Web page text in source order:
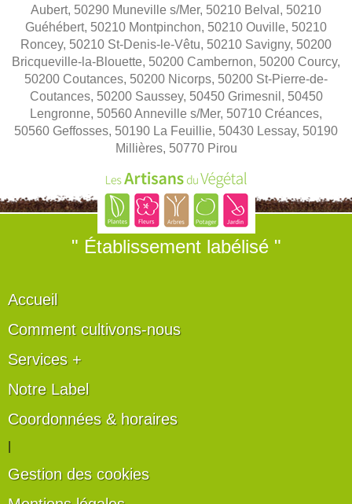
Aubert, 50290 Muneville s/Mer, 50210 Belval, 50210
Guéhébert, 50210 Montpinchon, 50210 Ouville, 50210
Roncey, 50210 St-Denis-le-Vêtu, 50210 Savigny, 50200
Bricqueville-la-Blouette, 50200 Cambernon, 50200 Courcy,
50200 Coutances, 50200 Nicorps, 50200 St-Pierre-de-
Coutances, 50200 Saussey, 50450 Grimesnil, 50450
Lengronne, 50560 Anneville s/Mer, 50710 Créances,
50560 Geffosses, 50190 La Feuillie, 50430 Lessay, 50190
Millières, 50770 Pirou
" Établissement labélisé "
Accueil
Comment cultivons-nous
Services +
Notre Label
Coordonnées & horaires
Gestion des cookies